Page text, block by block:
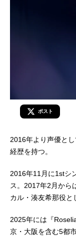
ポスト
2016年より声優と
経歴を持つ。
2016年11月に1stシ
ス。2017年2月から
カル・湊友希那役と
2025年には『
京・大阪を含む5都